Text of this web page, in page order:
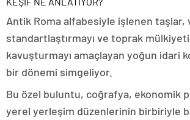
Antik Roma alfabesiyle işlenen
standartlaştırmayı ve toprak
kavuşturmayı amaçlayan yoğun idari
bir dönemi simgeliyor.
Bu özel buluntu, coğrafya, ekonomik
yerel yerleşim düzenlerinin birbiriyle